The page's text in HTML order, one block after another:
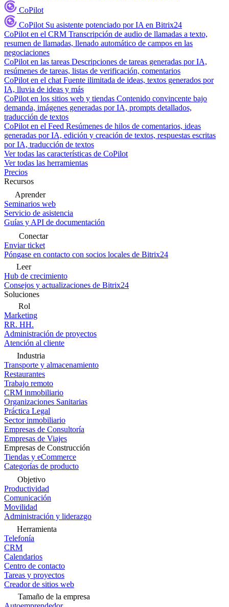
CoPilot
CoPilot Su asistente potenciado por IA en Bitrix24
CoPilot en el CRM Transcripción de audio de llamadas a texto,
resumen de llamadas, llenado automático de campos en las
negociaciones
CoPilot en las tareas Descripciones de tareas generadas por IA,
resúmenes de tareas, listas de verificación, comentarios
CoPilot en el chat Fuente ilimitada de ideas, textos generados por
IA, lluvia de ideas y más
CoPilot en los sitios web y tiendas Contenido convincente bajo
demanda, imágenes generadas por IA, prompts detallados,
traducción de textos
CoPilot en el Feed Resúmenes de hilos de comentarios, ideas
generadas por IA, edición y creación de textos, respuestas escritas
por IA, traducción de textos
Ver todas las características de CoPilot
Ver todas las herramientas
Precios
Recursos
Aprender
Seminarios web
Servicio de asistencia
Guías y API de documentación
Conectar
Enviar ticket
Póngase en contacto con socios locales de Bitrix24
Leer
Hub de crecimiento
Consejos y actualizaciones de Bitrix24
Soluciones
Rol
Marketing
RR. HH.
Administración de proyectos
Atención al cliente
Industria
Transporte y almacenamiento
Restaurantes
Trabajo remoto
CRM inmobiliario
Organizaciones Sanitarias
Práctica Legal
Sector inmobiliario
Empresas de Consultoría
Empresas de Viajes
Empresas de Construcción
Tiendas y eCommerce
Categorías de producto
Objetivo
Productividad
Comunicación
Movilidad
Administración y liderazgo
Herramienta
Telefonía
CRM
Calendarios
Centro de contacto
Tareas y proyectos
Creador de sitios web
Tamaño de la empresa